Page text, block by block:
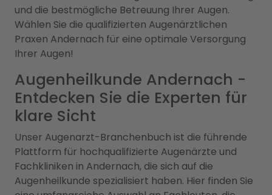
und die bestmögliche Betreuung Ihrer Augen.
Wählen Sie die qualifizierten Augenärztlichen
Praxen Andernach für eine optimale Versorgung
Ihrer Augen!
Augenheilkunde Andernach -
Entdecken Sie die Experten für
klare Sicht
Unser Augenarzt-Branchenbuch ist die führende
Plattform für hochqualifizierte Augenärzte und
Fachkliniken in Andernach, die sich auf die
Augenheilkunde spezialisiert haben. Hier finden Sie